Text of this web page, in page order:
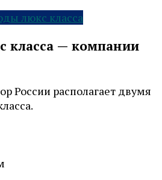
люкс класса
класса — компании
России располагает двумя